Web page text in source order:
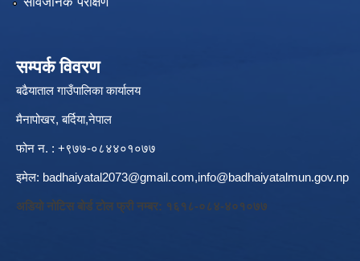
सम्पर्क विवरण
बढैयाताल गाउँपालिका कार्यालय
मैनापोखर, बर्दिया,नेपाल
फोन न. : +९७७-०८४४०१०७७
इमेल: badhaiyatal2073@gmail.com,info@badhaiyatalmun.gov.np
अडियो नोटिस बोर्ड टोल फ्री नम्बर: १६१८-०८४-४०१०७७